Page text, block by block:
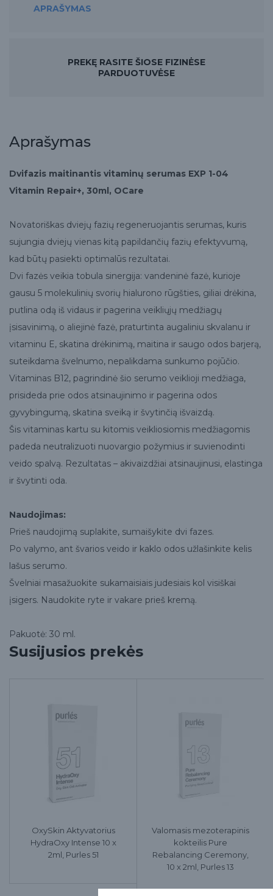
APRAŠYMAS
PREKĘ RASITE ŠIOSE FIZINĖSE
PARDUOTUVĖSE
Aprašymas
Dvifazis maitinantis vitaminų serumas EXP 1-04
Vitamin Repair+, 30ml, OCare
Novatoriškas dviejų fazių regeneruojantis serumas, kuris
sujungia dviejų vienas kitą papildančių fazių efektyvumą,
kad būtų pasiekti optimalūs rezultatai.
Dvi fazės veikia tobula sinergija: vandeninė fazė, kurioje
gausu 5 molekulinių svorių hialurono rūgšties, giliai drėkina,
putlina odą iš vidaus ir pagerina veikliųjų medžiagų
įsisavinimą, o aliejinė fazė, praturtinta augaliniu skvalanu ir
vitaminu E, skatina drėkinimą, maitina ir saugo odos barjerą,
suteikdama švelnumo, nepalikdama sunkumo pojūčio.
Vitaminas B12, pagrindinė šio serumo veiklioji medžiaga,
prisideda prie odos atsinaujinimo ir pagerina odos
gyvybingumą, skatina sveiką ir švytinčią išvaizdą.
Šis vitaminas kartu su kitomis veikliosiomis medžiagomis
padeda neutralizuoti nuovargio požymius ir suvienodinti
veido spalvą. Rezultatas – akivaizdžiai atsinaujinusi, elastinga
ir švytinti oda.
Naudojimas:
Prieš naudojimą suplakite, sumaišykite dvi fazes.
Po valymo, ant švarios veido ir kaklo odos užlašinkite kelis
lašus serumo.
Švelniai masažuokite sukamaisiais judesiais kol visiškai
įsigers. Naudokite ryte ir vakare prieš kremą.
Pakuotė: 30 ml.
Susijusios prekės
OxySkin Aktyvatorius
HydraOxy Intense 10 x
2ml, Purles 51
Valomasis mezoterapinis
kokteilis Pure
Rebalancing Ceremony,
10 x 2ml, Purles 13